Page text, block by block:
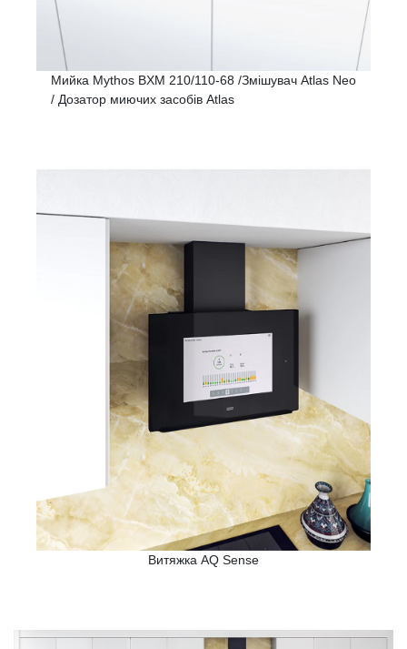
Мийка Mythos BXM 210/110-68 /Змішувач Atlas Neo
/ Дозатор миючих засобів Atlas
Витяжка AQ Sense